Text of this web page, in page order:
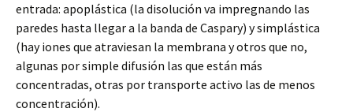
entrada: apoplástica (la disolución va impregnando las
paredes hasta llegar a la banda de Caspary) y simplástica
(hay iones que atraviesan la membrana y otros que no,
algunas por simple difusión las que están más
concentradas, otras por transporte activo las de menos
concentración).